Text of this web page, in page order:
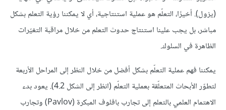
(يزول). أخيرًا، التعلّم هو عملية استنتاجية، أي لا يمكننا رؤية التعلم بشكل
مباشر، بل يجب علينا استنتاج حدوث التعلم من خلال مراقبة التغيّرات
الظاهرة في السلوك.
يمكننا فهم عملية التعلّم بشكل أفضل من خلال النظر إلى المراحل الأربعة
لتطوّر الأبحاث المتعلّقة بعملية التعلّم (انظر إلى الشكل 4.2). يعود بدء
الاهتمام العلمي بالتعلم إلى تجارب بافلوف المبكرة (Pavlov) وتجارب